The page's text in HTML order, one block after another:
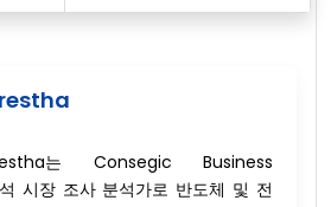
는 Consegic Business
시장 조사 분석가로 반도체 및 전